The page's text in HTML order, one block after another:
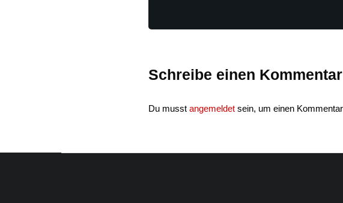
Schreibe einen Kommentar
Du musst angemeldet sein, um einen